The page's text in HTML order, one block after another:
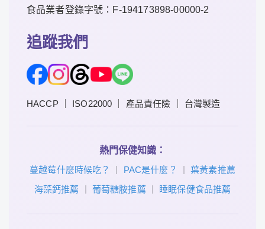
食品業者登錄字號：F-194173898-00000-2
追蹤我們
HACCP ｜ ISO22000 ｜ 產品責任險 ｜ 台灣製造
熱門保健知識：
蔓越莓什麼時候吃？
PAC是什麼？ ｜葉黃素推薦
海藻鈣推薦
葡萄糖胺推薦 睡眠保健食品推薦